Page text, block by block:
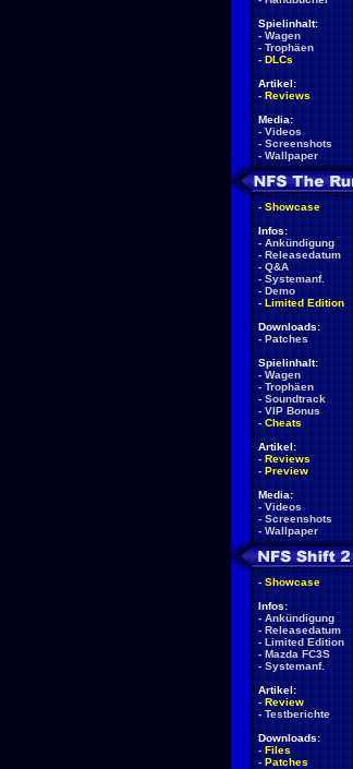
Spielinhalt:
- Wagen
- Trophäen
- DLCs
Artikel:
- Reviews
Media:
- Videos
- Screenshots
- Wallpaper
- Showcase
Infos:
- Ankündigung
- Releasedatum
- Q&A
- Systemanf.
- Demo
- Limited Edition
Downloads:
- Patches
Spielinhalt:
- Wagen
- Trophäen
- Soundtrack
- VIP Bonus
- Cheats
Artikel:
- Reviews
- Preview
Media:
- Videos
- Screenshots
- Wallpaper
- Showcase
Infos:
- Ankündigung
- Releasedatum
- Limited Edition
- Mazda FC3S
- Systemanf.
Artikel:
- Review
- Testberichte
Downloads:
- Files
- Patches